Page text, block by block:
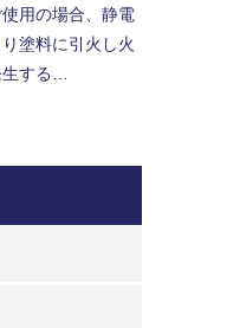
用の場合、静電
塗料に引火し火
生する…